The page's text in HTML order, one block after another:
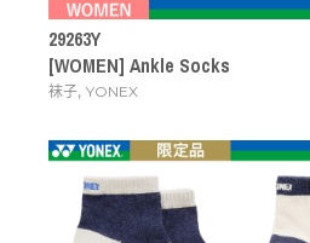
29263Y
[WOMEN] Ankle Socks
袜子, YONEX